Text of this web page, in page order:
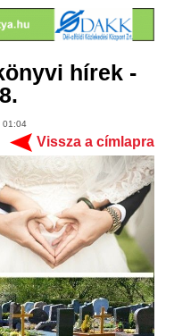
hírek -
01:04
Vissza a címlapra